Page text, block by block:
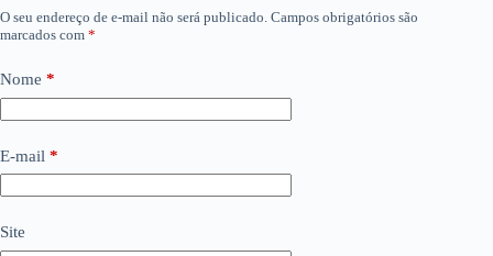
O seu endereço de e-mail não será publicado. Campos obrigatórios são
marcados com *
Nome *
E-mail *
Site